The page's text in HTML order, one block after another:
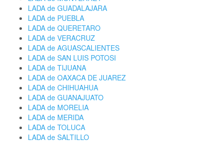
LADA de GUADALAJARA
LADA de PUEBLA
LADA de QUERETARO
LADA de VERACRUZ
LADA de AGUASCALIENTES
LADA de SAN LUIS POTOSI
LADA de TIJUANA
LADA de OAXACA DE JUAREZ
LADA de CHIHUAHUA
LADA de GUANAJUATO
LADA de MORELIA
LADA de MERIDA
LADA de TOLUCA
LADA de SALTILLO